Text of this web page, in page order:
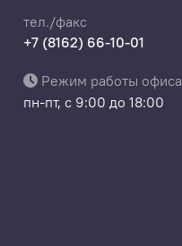
тел./факс
+7 (8162) 66-10-01
Режим работы офиса
пн-пт, с 9:00 до 18:00